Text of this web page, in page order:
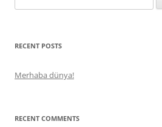
for:
RECENT POSTS
Merhaba dünya!
RECENT COMMENTS